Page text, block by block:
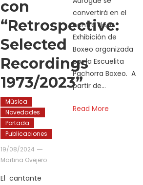
convertirá en el
centro de la
Exhibición de
Boxeo organizada
por la Escuelita
Pachorra Boxeo. A
partir de…
Read More
con
“Retrospective:
Selected
Recordings
1973/2023”
Música
Novedades
Portada
Publicaciones
19/08/2024
Martina Ovejero
El cantante